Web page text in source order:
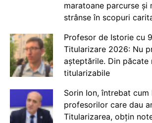
maratoane parcurse și
strânse în scopuri
Profesor de Istorie cu
Titularizare 2026: Nu
așteptările. Din păcate
titularizabile
Sorin Ion, întrebat cum
profesorilor care dau
Titularizarea, obțin